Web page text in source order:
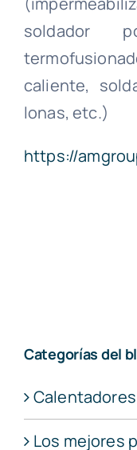
soldador
caliente,
lonas, etc.)
https://
Categorías del
Los mejores